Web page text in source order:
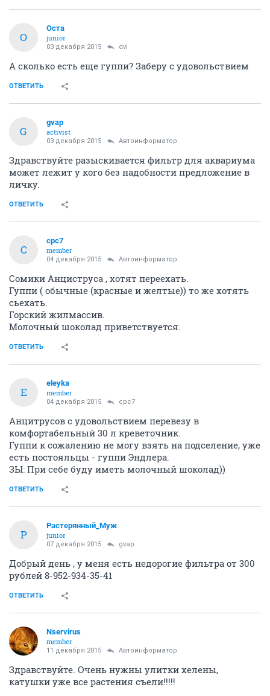
О
Оста
junior
03 декабря 2015 dvi
А сколько есть еще гуппи? Заберу с удовольствием
ОТВЕТИТЬ
G
gvap
activist
03 декабря 2015 Автоинформатор
Здравствуйте разыскивается фильтр для аквариума
может лежит у кого без надобности предложение в
личку.
ОТВЕТИТЬ
C
cpc7
member
04 декабря 2015 Автоинформатор
Сомики Анциструса , хотят переехать.
Гуппи ( обычные (красные и желтые)) то же хотять
сьехать.
Горский жилмассив.
Молочный шоколад приветствуется.
ОТВЕТИТЬ
E
eleyka
member
04 декабря 2015 cpc7
Анцитрусов с удовольствием перевезу в
комфортабельный 30 л креветочник.
Гуппи к сожалению не могу взять на подселение, уже
есть постояльцы - гуппи Эндлера.
ЗЫ: При себе буду иметь молочный шоколад))
ОТВЕТИТЬ
Р
Растерянный_Муж
junior
07 декабря 2015 gvap
Добрый день , у меня есть недорогие фильтра от 300
рублей 8-952-934-35-41
ОТВЕТИТЬ
Nservirus
member
11 декабря 2015 Автоинформатор
Здравствуйте. Очень нужны улитки хелены,
катушки уже все растения съели!!!!!